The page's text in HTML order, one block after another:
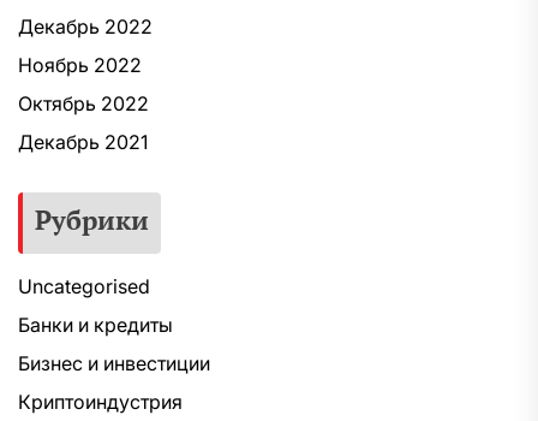
Декабрь 2022
Ноябрь 2022
Октябрь 2022
Декабрь 2021
Рубрики
Uncategorised
Банки и кредиты
Бизнес и инвестиции
Криптоиндустрия